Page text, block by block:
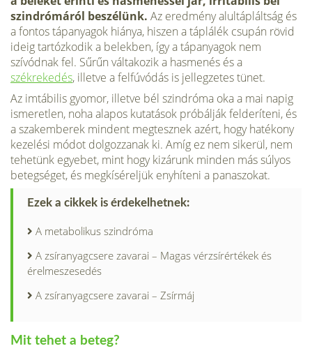
szindrómáról beszé­lünk. Az eredmény alultápláltság és
a fontos tápanyagok hiánya, hiszen a táplálék csupán rövid
ideig tartózkodik a belekben, így a tápanyagok nem
szívódnak fel. Sűrűn váltakozik a hasmenés és a
székrekedés, illetve a fel­fúvódás is jellegzetes tünet.
Az imtábilis gyomor, illetve bél szindróma oka a mai napig
ismeretlen, noha alapos kutatások próbálják felderíteni, és
a szakemberek mindent megtesznek azért, hogy hatékony
kezelési módot dolgozzanak ki. Amíg ez nem sikerül, nem
tehetünk egyebet, mint hogy kizárunk minden más súlyos
betegséget, és megkíséreljük enyhíteni a panaszokat.
Ezek a cikkek is érdekelhetnek:
A metabolikus szindróma
A zsíranyagcsere zavarai – Magas vérzsírértékek és
érelmeszesedés
A zsíranyagcsere zavarai – Zsírmáj
Mit tehet a beteg?